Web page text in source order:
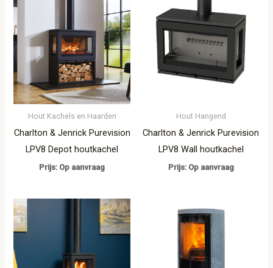
Hout Kachels en Haarden
Charlton & Jenrick Purevision
LPV8 Depot houtkachel
Prijs: Op aanvraag
Hout Hangend
Charlton & Jenrick Purevision
LPV8 Wall houtkachel
Prijs: Op aanvraag